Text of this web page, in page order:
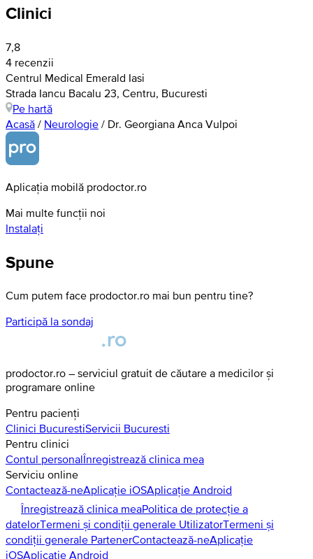
Clinici
7,8
4 recenzii
Centrul Medical Emerald Iasi
Strada Iancu Bacalu 23, Centru, Bucuresti
Pe hartă
Acasă / Neurologie / Dr. Georgiana Anca Vulpoi
Aplicația mobilă prodoctor.ro
Mai multe funcții noi
Instalați
Spune
Cum putem face prodoctor.ro mai bun pentru tine?
Participă la sondaj
prodoctor.ro – serviciul gratuit de căutare a medicilor și
programare online
Pentru pacienți
Clinici BucurestiServicii Bucuresti
Pentru clinici
Contul personalÎnregistrează clinica mea
Serviciu online
Contactează-neAplicație iOSAplicație Android
Înregistrează clinica meaPolitica de protecție a
datelorTermeni și condiții generale UtilizatorTermeni și
condiții generale PartenerContactează-neAplicație
iOSAplicație Android